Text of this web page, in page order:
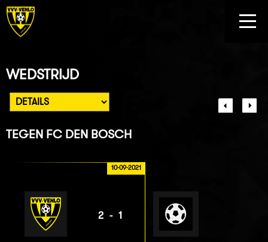
WEDSTRIJD
TEGEN FC DEN BOSCH
10-09-2021
2-1